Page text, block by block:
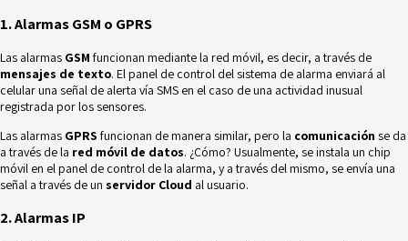
1. Alarmas GSM o GPRS
Las alarmas GSM funcionan mediante la red móvil, es decir, a través de
mensajes de texto. El panel de control del sistema de alarma enviará al
celular una señal de alerta vía SMS en el caso de una actividad inusual
registrada por los sensores.
Las alarmas GPRS funcionan de manera similar, pero la comunicación se da
a través de la red móvil de datos. ¿Cómo? Usualmente, se instala un chip
móvil en el panel de control de la alarma, y a través del mismo, se envía una
señal a través de un servidor Cloud al usuario.
2. Alarmas IP